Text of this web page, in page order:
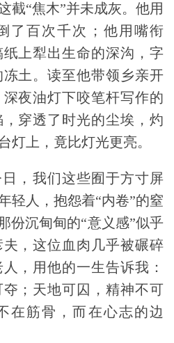
截“焦木”并未成灰。他用
了百次千次；他用嘴衔
上犁出生命的深沟，字
土。读至他带领乡亲开
夜油灯下咬笔杆写作的
穿透了时光的尘埃，灼
灯上，竟比灯光更亮。
，我们这些囿于方寸屏
轻人，抱怨着“内卷”的窒
份沉甸甸的“意义感”似乎
，这位血肉几乎被碾碎
，用他的一生告诉我：
；天地可囚，精神不可
在筋骨，而在心志的边